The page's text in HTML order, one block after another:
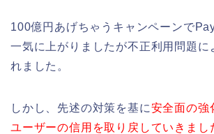
100億円あげちゃうキャンペーンで
一気に上がりましたが不正利用問題に
れました。
しかし、先述の対策を基に安全面の強
ユーザーの信用を取り戻していきまし